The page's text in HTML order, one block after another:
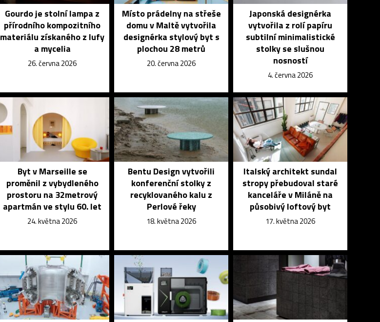
Gourdo je stolní lampa z
přírodního kompozitního
materiálu získaného z lufy
a mycelia
26. června 2026
Místo prádelny na střeše
domu v Maltě vytvořila
designérka stylový byt s
plochou 28 metrů
20. června 2026
Japonská designérka
vytvořila z rolí papíru
subtilní minimalistické
stolky se slušnou
nosností
4. června 2026
Byt v Marseille se
proměnil z vybydleného
prostoru na 32metrový
apartmán ve stylu 60. let
24. května 2026
Bentu Design vytvořili
konferenční stolky z
recyklovaného kalu z
Perlové řeky
18. května 2026
Italský architekt sundal
stropy přebudoval staré
kanceláře v Miláně na
působivý loftový byt
17. května 2026